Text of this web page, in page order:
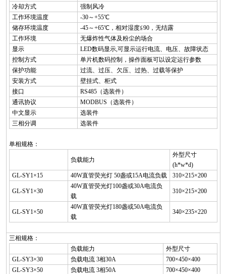
冷却方式
强制风冷
工作环境温度
-30～+55℃
储存环境温度
-45～+65℃，相对湿度≦90，无结露
工作环境
无爆炸性气体及粉尘的场合
显示
LED数码显示,可显示运行电流、电压、故障状态
控制方式
单片机数码控制，操作面板可以设定运行参数
保护功能
过流、过压、欠压、过热、过载等保护
安装方式
壁挂式、柜式
接口
RS485（选装件）
通讯协议
MODBUS（选装件）
中文显示
选装件
三相分调
选装件
单相规格：
负载能力
外型尺寸
(h*w*d)
GL-SY1×15
40W直管荧光灯 50盏或15A电流负载 310×215×200
GL-SY1×30
40W直管荧光灯100盏或30A电流负
载
310×215×200
GL-SY1×50
40W直管荧光灯180盏或50A电流负
载
340×235×220
三相规格：
负载能力
外型尺寸
GL-SY3×30
负载电流 3相30A
700×450×400
GL-SY3×50
负载电流 3相50A
700×450×400